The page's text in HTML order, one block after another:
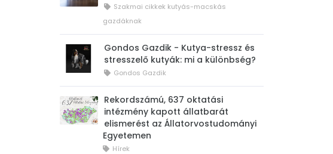
Szakmai cikkek kutyás-macskás
gazdáknak
Gondos Gazdik - Kutya-stressz és
stresszelő kutyák: mi a különbség?
Gondos Gazdik
Rekordszámú, 637 oktatási
intézmény kapott állatbarát
elismerést az Állatorvostudományi
Egyetemen
Hírek